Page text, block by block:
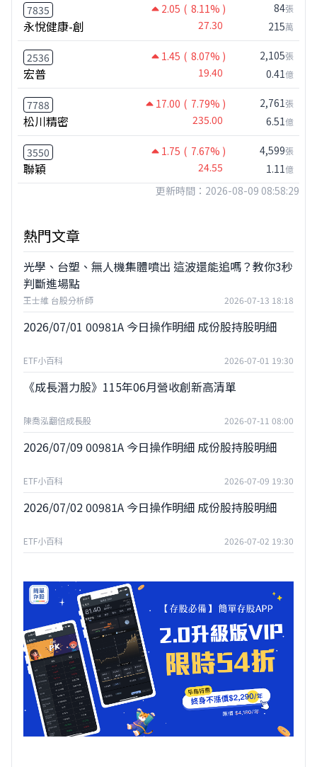
7835 2.05 ( 8.11% )
永悅健康-創 27.30
84張
215萬
2536 1.45 ( 8.07% )
宏普 19.40
2,105張
0.41億
7788 17.00 ( 7.79% )
松川精密 235.00
2,761張
6.51億
3550 1.75 ( 7.67% )
聯穎 24.55
4,599張
1.11億
更新時間：2026-08-09 08:58:29
熱門文章
光學、台塑、無人機集體噴出 這波還能追嗎？教你3秒
判斷進場點
王士維 台股分析師 2026-07-13 18:18
2026/07/01 00981A 今日操作明細 成份股持股明細
ETF小百科 2026-07-01 19:30
《成長潛力股》115年06月營收創新高清單
陳喬泓翻倍成長股 2026-07-11 08:00
2026/07/09 00981A 今日操作明細 成份股持股明細
ETF小百科 2026-07-09 19:30
2026/07/02 00981A 今日操作明細 成份股持股明細
ETF小百科 2026-07-02 19:30